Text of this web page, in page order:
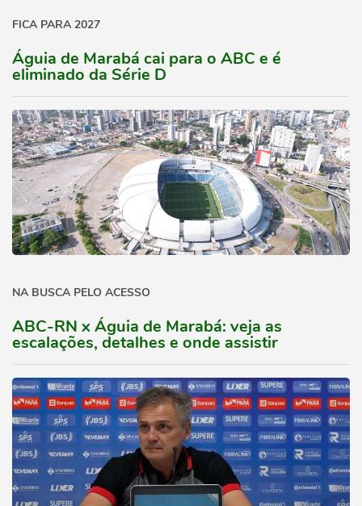
FICA PARA 2027
Águia de Marabá cai para o ABC e é
eliminado da Série D
NA BUSCA PELO ACESSO
ABC-RN x Águia de Marabá: veja as
escalações, detalhes e onde assistir